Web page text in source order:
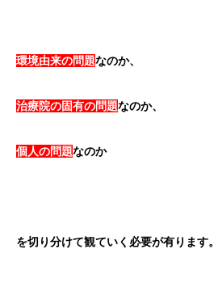
環境由来の問題なのか、
治療院の固有の問題なのか、
個人の問題なのか
を切り分けて観ていく必要が有ります。